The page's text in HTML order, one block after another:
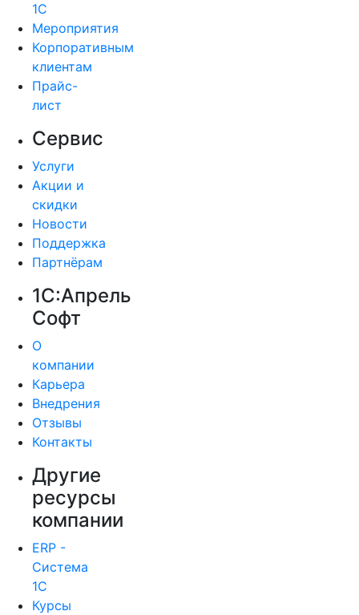
1С
Мероприятия
Корпоративным
клиентам
Прайс-
лист
Сервис
Услуги
Акции и
скидки
Новости
Поддержка
Партнёрам
1С:Апрель
Софт
О
компании
Карьера
Внедрения
Отзывы
Контакты
Другие
ресурсы
компании
ERP -
Система
1С
Курсы